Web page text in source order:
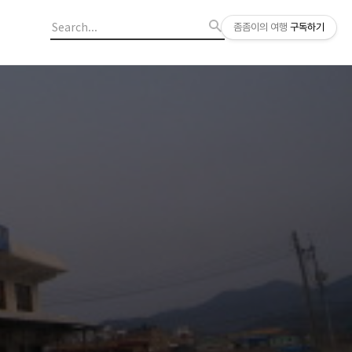
좀좀이의 여행 구독하기